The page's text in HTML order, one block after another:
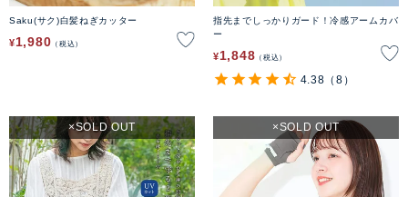
Saku(サク)白髪ねぎカッター
¥1,980 税込
指先までしっかりガード！冷感アームカバ
ー
¥1,848 税込
4.38 （8）
SOLD OUT SOLD OUT